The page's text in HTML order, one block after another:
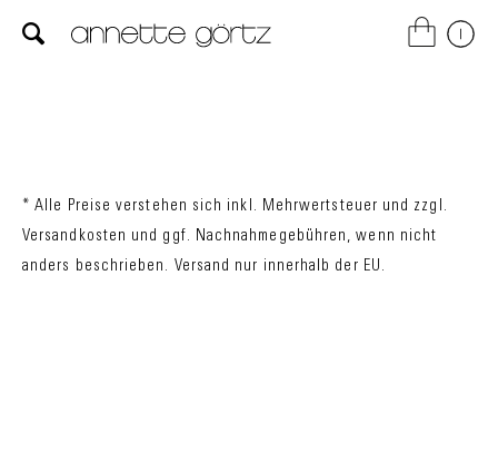
* Alle Preise verstehen sich inkl. Mehrwertsteuer und zzgl.
Versandkosten und ggf. Nachnahmegebühren, wenn nicht
anders beschrieben. Versand nur innerhalb der EU.